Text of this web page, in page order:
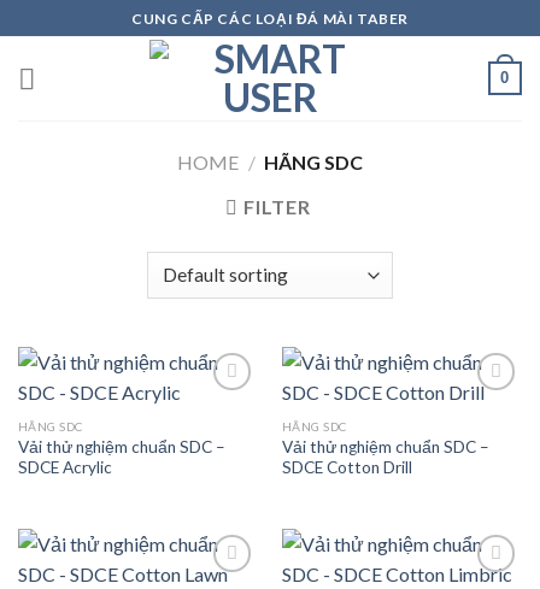
to
content
CUNG CẤP CÁC LOẠI ĐÁ MÀI TABER
0
HOME / HÃNG SDC
FILTER
Add to
HÃNG SDC
Vải thử nghiệm chuẩn SDC –
SDCE Acrylic
Add to
HÃNG SDC
Vải thử nghiệm chuẩn SDC –
SDCE Cotton Drill